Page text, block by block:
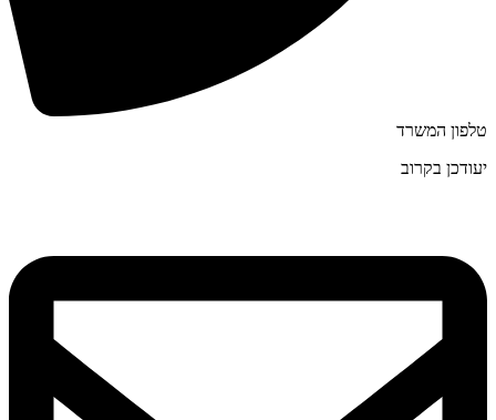
טלפון המשרד
יעודכן בקרוב